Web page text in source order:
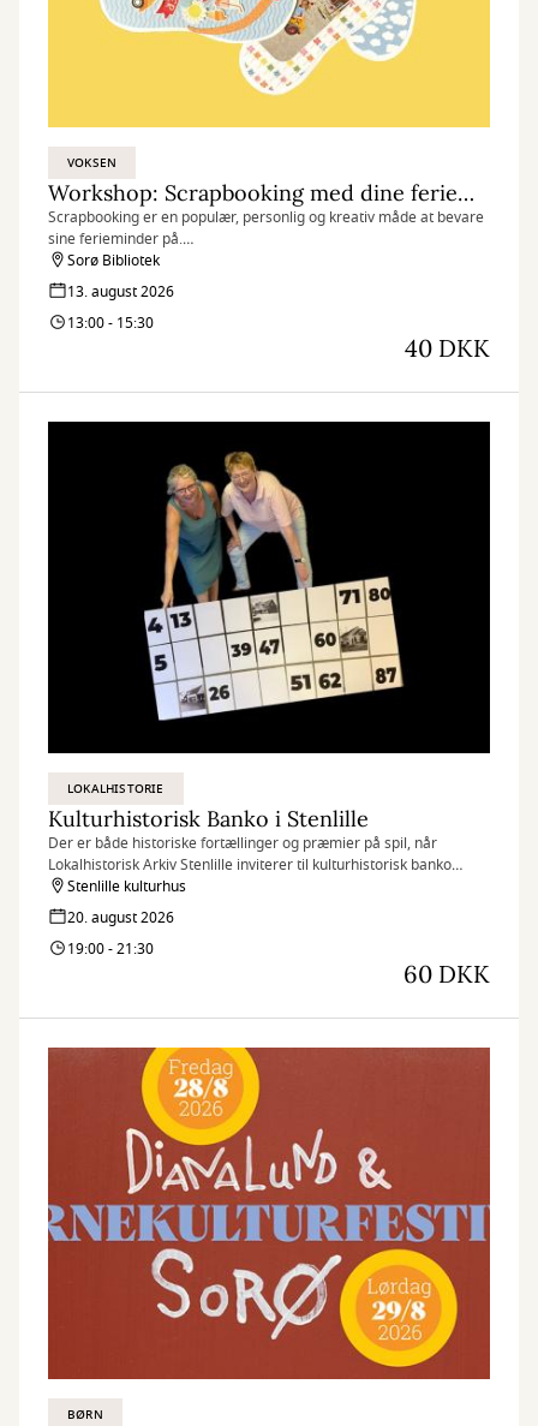
VOKSEN
Workshop: Scrapbooking med dine ferieminder
Scrapbooking er en populær, personlig og kreativ måde at bevare
sine ferieminder på.
Og med ferieminderne frisk i erindring midt i august, inviterer vi
indenfor til workshop hvor du får en masse inspiration til at lave
dine egne scrapbøger – til glæde for dig selv og dem du ønsker at
dele minderne med.
Sorø Bibliotek
13. august 2026
13:00 - 15:30
40 DKK
LOKALHISTORIE
Kulturhistorisk Banko i Stenlille
Der er både historiske fortællinger og præmier på spil, når
Lokalhistorisk Arkiv Stenlille inviterer til kulturhistorisk banko
torsdag den 20. august i Stenlille kulturhus.
Stenlille kulturhus
20. august 2026
19:00 - 21:30
60 DKK
BØRN